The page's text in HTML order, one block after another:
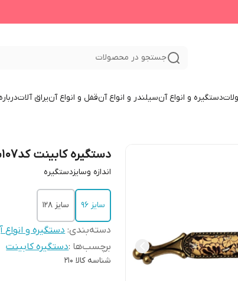
جستجو در محصولات
دستگیره و انواع آنسیلندر و انواع آنقفل و انواع آنیراق آلات
دستگیره کابینت کد107سرامیکی
اندازه وسایزدستگیره
سایز 96 سایز 128
دسته‌بندی:دستگیره و انواع
برچسب‌ها :دستگیره کابینت
شناسه کالا 210